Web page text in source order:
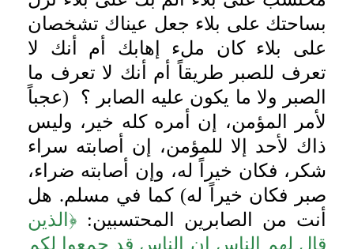
بساحتك على بلاء جعل عيناك تشخصان
على بلاء كان ملء إهابك أم أنك لا
تعرف للصبر طريقاً أم أنك لا تعرف ما
الصبر ولا ما يكون عليه الصابر ؟ (عجباً
لأمر المؤمن، إن أمره كله خير، وليس
ذاك لأحد إلا للمؤمن، إن أصابته سراء
شكر، فكان خيراً له، وإن أصابته ضراء،
صبر فكان خيراً له) كما في مسلم. هل
أنت من الصابرين المحتسبين: ﴿الذين
قال لهم الناس إن الناس قد جمعوا لكم